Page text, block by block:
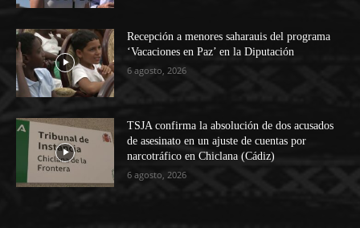
Recepción a menores saharauis del programa
‘Vacaciones en Paz’ en la Diputación
6 agosto, 2026
TSJA confirma la absolución de dos acusados
de asesinato en un ajuste de cuentas por
narcotráfico en Chiclana (Cádiz)
6 agosto, 2026